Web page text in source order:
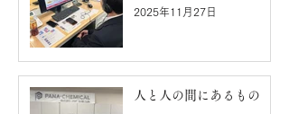
2025年11月27日
人と人の間にあるもの